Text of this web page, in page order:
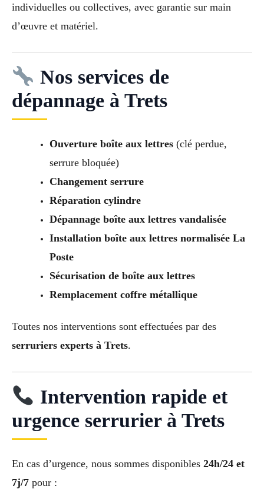
individuelles ou collectives, avec garantie sur main
d’œuvre et matériel.
Nos services de
dépannage à Trets
Ouverture boîte aux lettres(clé perdue,
serrure bloquée)
Changement serrure
Réparation cylindre
Dépannage boîte aux lettres vandalisée
Installation boîte aux lettres normalisée La
Poste
Sécurisation de boîte aux lettres
Remplacement coffre métallique
Toutes nos interventions sont effectuées par des
serruriers experts à Trets.
Intervention rapide et
urgence serrurier à Trets
En cas d’urgence, nous sommes disponibles 24h/24 et
7j/7 pour :